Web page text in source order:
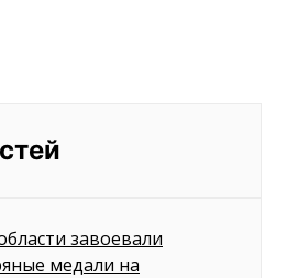
завоевали
медали на